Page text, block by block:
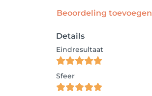
Beoordeling toevoegen
Details
Eindresultaat
Sfeer